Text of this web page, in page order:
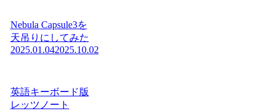
Nebula Capsule3を
天吊りにしてみた
2025.01.042025.10.02
英語キーボード版
レッツノート